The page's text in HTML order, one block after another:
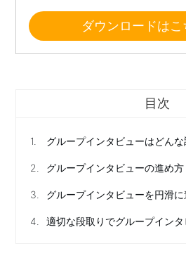
ダウンロードはこ
目次
1. グループインタビューはどんな
2. グループインタビューの進め方
3. グループインタビューを円滑
4. 適切な段取りでグループイン